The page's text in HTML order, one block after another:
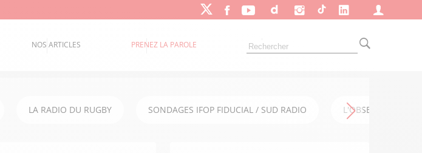
NOS ARTICLES PRENEZ LA PAROLE
LA RADIO DU RUGBY SONDAGES IFOP FIDUCIAL / SUD RADIO L'OBSERVATOIRE